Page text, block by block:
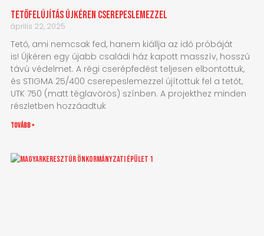
Tetőfelújítás Újkéren Cserepeslemezzel
április 22, 2025
Tető, ami nemcsak fed, hanem kiállja az idő próbáját
is! Újkéren egy újabb családi ház kapott masszív, hosszú
távú védelmet. A régi cserépfedést teljesen elbontottuk,
és STIGMA 25/400 cserepeslemezzel újítottuk fel a tetőt,
UTK 750 (matt téglavörös) színben. A projekthez minden
részletben hozzáadtuk
tovább »